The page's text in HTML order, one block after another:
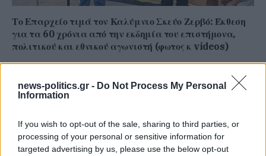
news-politics.gr - Do Not Process My Personal
Information
If you wish to opt-out of the sale, sharing to third parties, or
processing of your personal or sensitive information for
targeted advertising by us, please use the below opt-out
Το Επαρχείο τιμά τον Καλύμνιο Σκεύο Ζερβό: Έκθεση
για τα 60 χρόνια από την εκδημία του επιστήμονα,
πολιτικού και εθνικού αγωνιστή (φωτος κ videos)